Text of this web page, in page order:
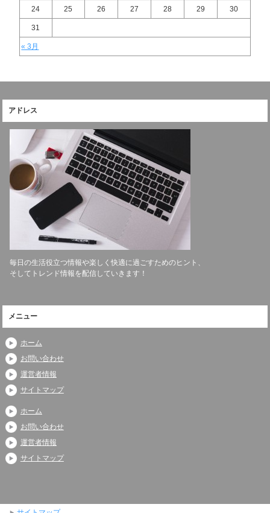
« 3月
24 25 26 27 28 29 30
31
アドレス
毎日の生活役立つ情報や楽しく快適に過ごすためのヒント、
そしてトレンド情報を配信していきます！
メニュー
ホーム
お問い合わせ
運営者情報
サイトマップ
ホーム
お問い合わせ
運営者情報
サイトマップ